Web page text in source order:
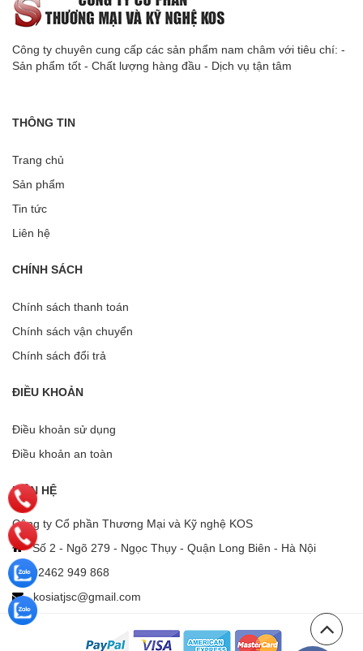
Công ty chuyên cung cấp các sản phẩm nam châm với tiêu chí: -
Sản phẩm tốt - Chất lượng hàng đầu - Dịch vụ tận tâm
THÔNG TIN
Trang chủ
Sản phẩm
Tin tức
Liên hệ
CHÍNH SÁCH
Chính sách thanh toán
Chính sách vận chuyển
Chính sách đổi trả
ĐIỀU KHOẢN
Điều khoản sử dụng
Điều khoản an toàn
LIÊN HỆ
Công ty Cổ phần Thương Mại và Kỹ nghệ KOS
Số 2 - Ngõ 279 - Ngọc Thụy - Quận Long Biên - Hà Nội
02462 949 868
kosiatjsc@gmail.com